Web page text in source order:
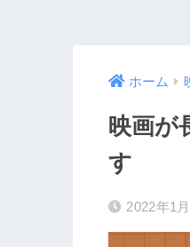
ホーム
映画が
す
2022年1